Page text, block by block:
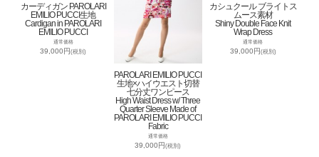
カーディガン PAROLARI
EMILIO PUCCI生地
Cardigan in PAROLARI
EMILIO PUCCI
通常価格
39,000円(税別)
PAROLARI EMILIO PUCCI
生地×ハイウエスト切替
七分丈ワンピース
High Waist Dress w/ Three
Quarter Sleeve Made of
PAROLARI EMILIO PUCCI
Fabric
通常価格
39,000円(税別)
カシュクール ブライトス
ムース素材
Shiny Double Face Knit
Wrap Dress
通常価格
39,000円(税別)